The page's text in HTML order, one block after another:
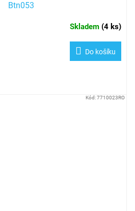
Btn053
Skladem (4 ks)
Do košíku
Kód:7710023RO